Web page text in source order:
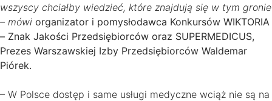
wszyscy chciałby wiedzieć, które znajdują się w tym gronie
– mówi organizator i pomysłodawca Konkursów WIKTORIA
– Znak Jakości Przedsiębiorców oraz SUPERMEDICUS,
Prezes Warszawskiej Izby Przedsiębiorców Waldemar
Piórek.
– W Polsce dostęp i same usługi medyczne wciąż nie są na